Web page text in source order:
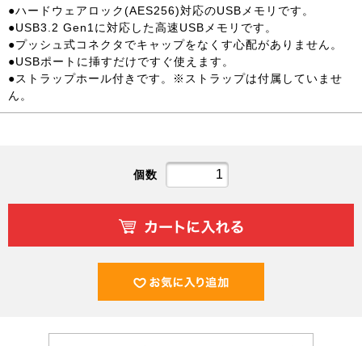
●ハードウェアロック(AES256)対応のUSBメモリです。
●USB3.2 Gen1に対応した高速USBメモリです。
●プッシュ式コネクタでキャップをなくす心配がありません。
●USBポートに挿すだけですぐ使えます。
●ストラップホール付きです。※ストラップは付属していませ
ん。
個数